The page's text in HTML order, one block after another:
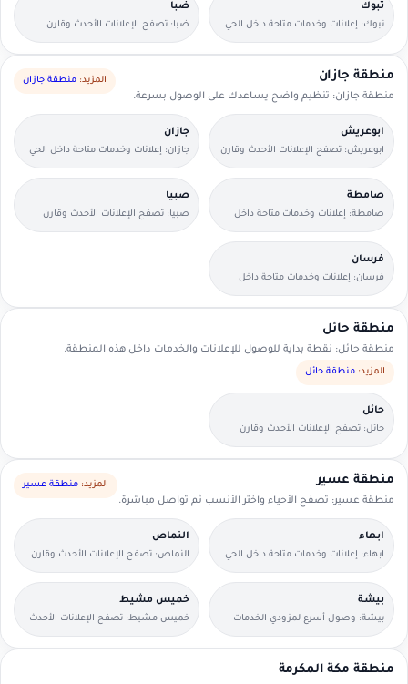
تبوك
تبوك: إعلانات وخدمات متاحة داخل الحي
مع وسائل تواصل مباشرة.
ضبا
ضبا: تصفح الإعلانات الأحدث وقارن
التفاصيل بسرعة.
منطقة جازان
منطقة جازان: تنظيم واضح يساعدك على الوصول بسرعة.
المزيد: منطقة جازان
ابوعريش
ابوعريش: تصفح الإعلانات الأحدث وقارن
التفاصيل بسرعة.
جازان
جازان: إعلانات وخدمات متاحة داخل الحي
مع وسائل تواصل مباشرة.
صامطة
صامطة: إعلانات وخدمات متاحة داخل
الحي مع وسائل تواصل مباشرة.
صبيا
صبيا: تصفح الإعلانات الأحدث وقارن
التفاصيل بسرعة.
فرسان
فرسان: إعلانات وخدمات متاحة داخل
الحي مع وسائل تواصل مباشرة.
منطقة حائل
منطقة حائل: نقطة بداية للوصول للإعلانات والخدمات داخل هذه المنطقة.
المزيد: منطقة حائل
حائل
حائل: تصفح الإعلانات الأحدث وقارن
التفاصيل بسرعة.
منطقة عسير
منطقة عسير: تصفح الأحياء واختر الأنسب ثم تواصل مباشرة.
المزيد: منطقة عسير
ابهاء
ابهاء: إعلانات وخدمات متاحة داخل الحي
مع وسائل تواصل مباشرة.
النماص
النماص: تصفح الإعلانات الأحدث وقارن
التفاصيل بسرعة.
بيشة
بيشة: وصول أسرع لمزودي الخدمات
القريبين منك.
خميس مشيط
خميس مشيط: تصفح الإعلانات الأحدث
وقارن التفاصيل بسرعة.
منطقة مكة المكرمة